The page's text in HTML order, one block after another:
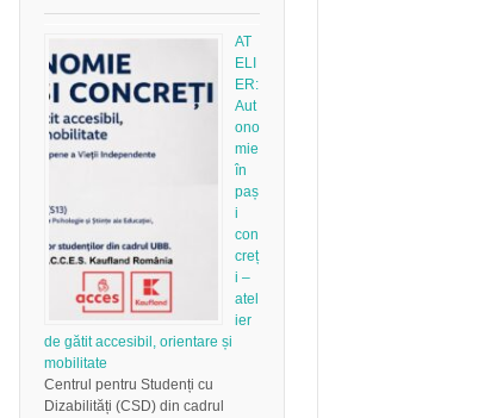
AT
ELI
ER:
Aut
ono
mie
în
paș
i
con
creț
i –
atel
ier
de gătit accesibil, orientare și
mobilitate
Centrul pentru Studenți cu
Dizabilități (CSD) din cadrul